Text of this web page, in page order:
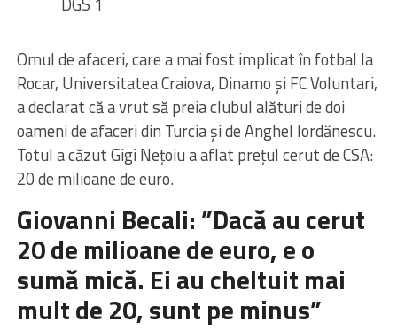
Omul de afaceri, care a mai fost implicat în fotbal la
Rocar, Universitatea Craiova, Dinamo și FC Voluntari,
a declarat că a vrut să preia clubul alături de doi
oameni de afaceri din Turcia și de Anghel Iordănescu.
Totul a căzut Gigi Nețoiu a aflat prețul cerut de CSA:
20 de milioane de euro.
Giovanni Becali: ”Dacă au cerut
20 de milioane de euro, e o
sumă mică. Ei au cheltuit mai
mult de 20, sunt pe minus”